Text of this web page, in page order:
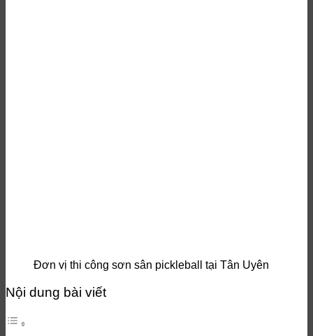
Đơn vị thi công sơn sân pickleball tại Tân Uyên
Nội dung bài viết